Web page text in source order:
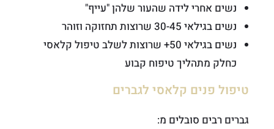
נשים אחרי לידה שהעור שלהן "עייף"
נשים בגילאי 30-45 שרוצות תחזוקה וזוהר
נשים בגילאי 50+ שרוצות לשלב טיפול קלאסי
כחלק מתהליך טיפוח קבוע
טיפול פנים קלאסי לגברים
גברים רבים סובלים מ: